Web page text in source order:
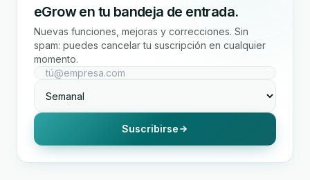
eGrow en tu bandeja de entrada.
Nuevas funciones, mejoras y correcciones. Sin
spam: puedes cancelar tu suscripción en cualquier
momento.
Suscribirse